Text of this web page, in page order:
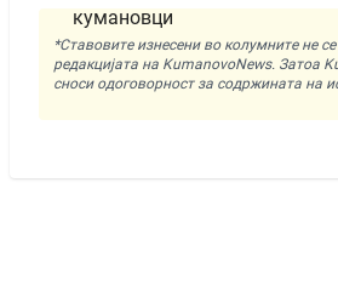
*Ставовите изнесени во колумните не
редакцијата на KumanovoNews. Затоа
сноси одоговорност за содржината на